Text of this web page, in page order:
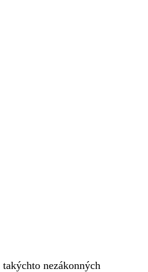
nezákonných